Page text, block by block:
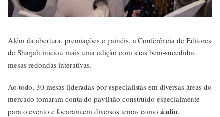
Além da abertura, premiações e painéis, a Conferência de Editores
de Sharjah iniciou mais uma edição com suas bem-sucedidas
mesas redondas interativas.
Ao todo, 30 mesas lideradas por especialistas em diversas áreas do
mercado tomaram conta do pavilhão construído especialmente
para o evento e focaram em diversos temas como áudio,